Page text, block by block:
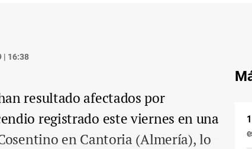
| 16:38
resultado afectados por
registrado este viernes en una
en Cantoria (Almería), lo